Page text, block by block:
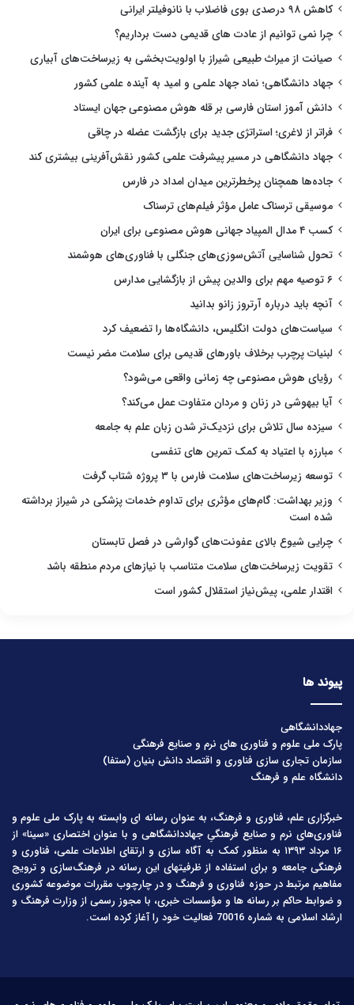
کاهش ۹۸ درصدی بوی فاضلاب با نانوفیلتر ایرانی
چرا نمی توانیم از عادت های قدیمی دست برداریم؟
صیانت از میراث طبیعی شیراز با اولویت‌بخشی به زیرساخت‌های آبیاری
جهاد دانشگاهی؛ نماد جهاد علمی و امید به آینده علمی کشور
دانش آموز استان فارسی بر قله هوش مصنوعی جهان ایستاد
فراتر از لاغری؛ استراتژی جدید برای بازگشت عضله در چاقی
جهاد دانشگاهی در مسیر پیشرفت علمی کشور نقش‌آفرینی بیشتری کند
جاده‌ها همچنان پرخطرترین میدان امداد در فارس
موسیقی ترسناک عامل مؤثر فیلم‌های ترسناک
کسب ۴ مدال المپیاد جهانی هوش مصنوعی برای ایران
تحول شناسایی آتش‌سوزی‌های جنگلی با فناوری‌های هوشمند
۶ توصیه مهم برای والدین پیش از بازگشایی مدارس
آنچه باید درباره آرتروز زانو بدانید
سیاست‌های دولت انگلیس، دانشگاه‌ها را تضعیف کرد
لبنیات پرچرب برخلاف باورهای قدیمی برای سلامت مضر نیست
رؤیای هوش مصنوعی چه زمانی واقعی می‌شود؟
آیا بیهوشی در زنان و مردان متفاوت عمل می‌کند؟
سیزده سال تلاش برای نزدیک‌تر شدن زبان علم به جامعه
مبارزه با اعتیاد به کمک تمرین های تنفسی
توسعه زیرساخت‌های سلامت فارس با ۳ پروژه شتاب گرفت
وزیر بهداشت: گام‌های مؤثری برای تداوم خدمات پزشکی در شیراز برداشته
شده است
چرایی شیوع بالای عفونت‌های گوارشی در فصل تابستان
تقویت زیرساخت‌های سلامت متناسب با نیازهای مردم منطقه باشد
اقتدار علمی، پیش‌نیاز استقلال کشور است
پیوند ها
جهاددانشگاهی
پارک ملی علوم و فناوری های نرم و صنایع فرهنگی
سازمان تجاری سازی فناوری و اقتصاد دانش بنیان (ستفا)
دانشگاه علم و فرهنگ
خبرگزاری علم، فناوری و فرهنگ، به عنوان رسانه ای وابسته به پارک ملی علوم و
فناوری‌های نرم و صنایع فرهنگیِ جهاددانشگاهی و با عنوان اختصاری «سینا» از
۱۶ مرداد ۱۳۹۳ به منظور کمک به آگاه سازی و ارتقای اطلاعات علمی، فناوری و
فرهنگی جامعه و برای استفاده از ظرفیتهای این رسانه در فرهنگ‌سازی و ترویج
مفاهیم مرتبط در حوزه فناوری و فرهنگ و در چارچوب مقررات موضوعه کشوری
و ضوابط حاکم بر رسانه ها و مؤسسات خبری، با مجوز رسمی از وزارت فرهنگ و
ارشاد اسلامی به شماره 70016 فعالیت خود را آغاز کرده است.